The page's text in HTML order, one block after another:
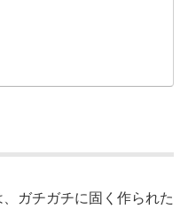
ガチガチに固く作られた